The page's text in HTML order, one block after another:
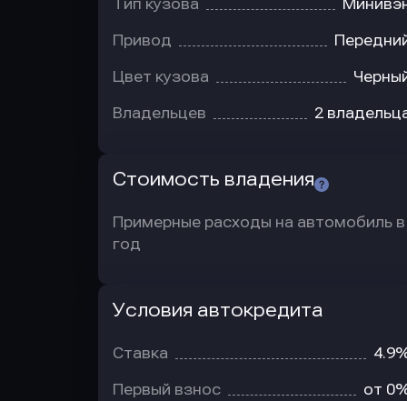
Тип кузова
Привод
Цвет кузова
Владельцев 2
Стоимость владения
Примерные расходы на автомобиль в
год
Условия автокредита
Ставка
Первый взнос от